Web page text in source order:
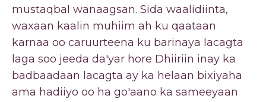
mustaqbal wanaagsan. Sida waalidiinta,
waxaan kaalin muhiim ah ku qaataan
karnaa oo caruurteena ku barinaya lacagta
laga soo jeeda da'yar hore Dhiiriin inay ka
badbaadaan lacagta ay ka helaan bixiyaha
ama hadiiyo oo ha go'aano ka sameeyaan